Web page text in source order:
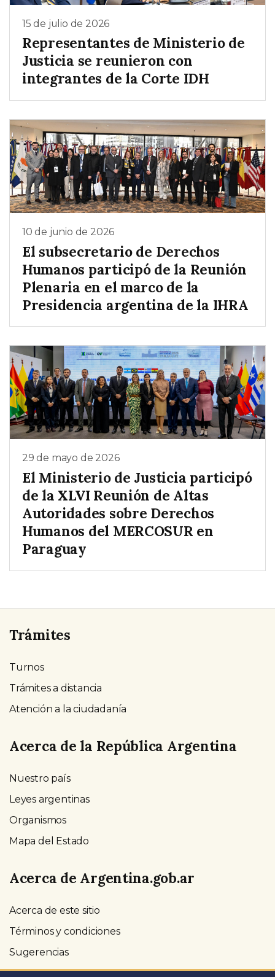
15 de julio de 2026
Representantes de Ministerio de
Justicia se reunieron con
integrantes de la Corte IDH
10 de junio de 2026
El subsecretario de Derechos
Humanos participó de la Reunión
Plenaria en el marco de la
Presidencia argentina de la IHRA
29 de mayo de 2026
El Ministerio de Justicia participó
de la XLVI Reunión de Altas
Autoridades sobre Derechos
Humanos del MERCOSUR en
Paraguay
Trámites
Turnos
Trámites a distancia
Atención a la ciudadanía
Acerca de la República Argentina
Nuestro país
Leyes argentinas
Organismos
Mapa del Estado
Acerca de Argentina.gob.ar
Acerca de este sitio
Términos y condiciones
Sugerencias